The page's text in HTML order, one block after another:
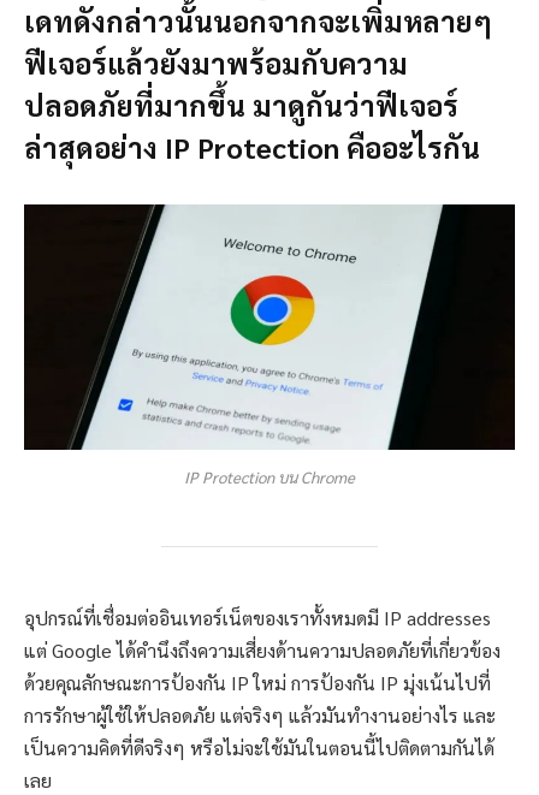
เดทดังกล่าวนั้นนอกจากจะเพิ่มหลายๆ
ฟีเจอร์แล้วยังมาพร้อมกับความ
ปลอดภัยที่มากขึ้น มาดูกันว่าฟีเจอร์
ล่าสุดอย่าง IP Protection คืออะไรกัน
IP Protection บน Chrome
อุปกรณ์ที่เชื่อมต่ออินเทอร์เน็ตของเราทั้งหมดมี IP addresses
แต่ Google ได้คำนึงถึงความเสี่ยงด้านความปลอดภัยที่เกี่ยวข้อง
ด้วยคุณลักษณะการป้องกัน IP ใหม่ การป้องกัน IP มุ่งเน้นไปที่
การรักษาผู้ใช้ให้ปลอดภัย แต่จริงๆ แล้วมันทำงานอย่างไร และ
เป็นความคิดที่ดีจริงๆ หรือไม่จะใช้มันในตอนนี้ไปติดตามกันได้
เลย